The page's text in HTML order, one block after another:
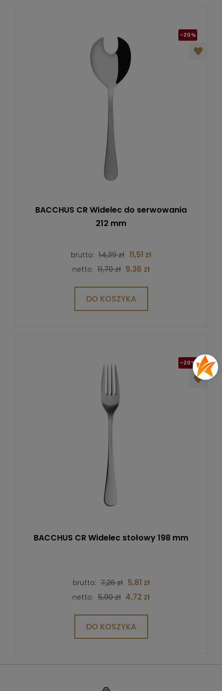
-20%
BACCHUS CR Widelec do serwowania
212 mm
brutto: 14,39 zł 11,51 zł
netto: 11,70 zł 9,36 zł
DO KOSZYKA
-20%
BACCHUS CR Widelec stołowy 198 mm
brutto: 7,26 zł 5,81 zł
netto: 5,90 zł 4,72 zł
DO KOSZYKA